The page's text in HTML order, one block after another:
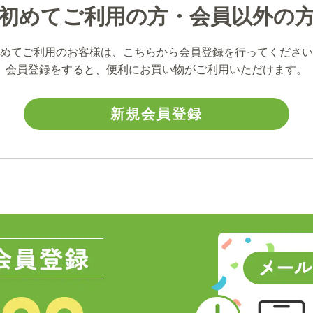
めてご利用の方・会員以外の
てご利用のお客様は、こちらから会員登録を行ってくださ
会員登録をすると、便利にお買い物がご利用いただけます。